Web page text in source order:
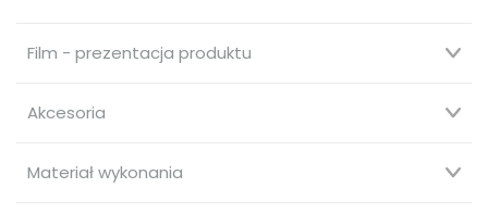
Film - prezentacja produktu
Akcesoria
Materiał wykonania